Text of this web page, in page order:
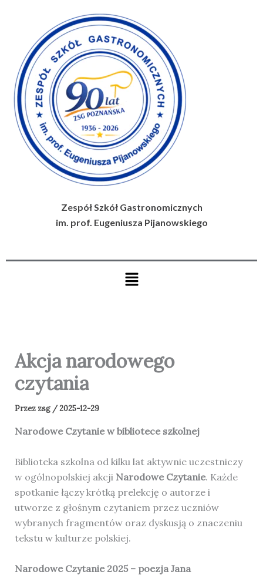
Zespół Szkół Gastronomicznych
im. prof. Eugeniusza Pijanowskiego
Menu
Akcja narodowego
czytania
Przez zsg /2025-12-29
Narodowe Czytanie w bibliotece szkolnej
Biblioteka szkolna od kilku lat aktywnie uczestniczy
w ogólnopolskiej akcji Narodowe Czytanie. Każde
spotkanie łączy krótką prelekcję o autorze i
utworze z głośnym czytaniem przez uczniów
wybranych fragmentów oraz dyskusją o znaczeniu
tekstu w kulturze polskiej.
Narodowe Czytanie 2025 – poezja Jana